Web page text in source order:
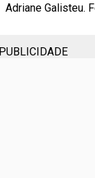
Adriane Galisteu.